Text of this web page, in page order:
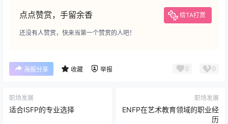
点点赞赏，手留余香 给TA打赏
还没有人赞赏，快来当第一个赞赏的人吧！
海报分享 收藏 举报 0 0
职场发展
适合ISFP的专业选择
职场发展
ENFP在艺术教育领域的职业经
历